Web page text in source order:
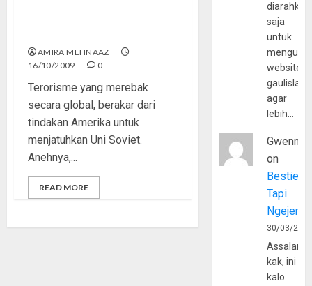
AMIRA MEHNAAZ
16/10/2009
0
Terorisme yang merebak
secara global, berakar dari
tindakan Amerika untuk
menjatuhkan Uni Soviet.
Anehnya,...
READ MORE
diarahkan
saja
untuk
website
agar
lebih…
Gwenny
on
Bestie
Tapi
30/03/
kak, ini
kalo